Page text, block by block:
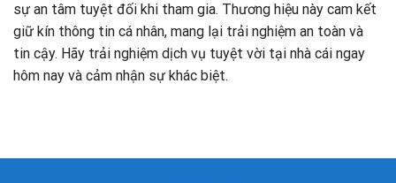
sự an tâm tuyệt đối khi tham gia. Thương hiệu này cam kết
giữ kín thông tin cá nhân, mang lại trải nghiệm an toàn và
tin cậy. Hãy trải nghiệm dịch vụ tuyệt vời tại nhà cái ngay
hôm nay và cảm nhận sự khác biệt.